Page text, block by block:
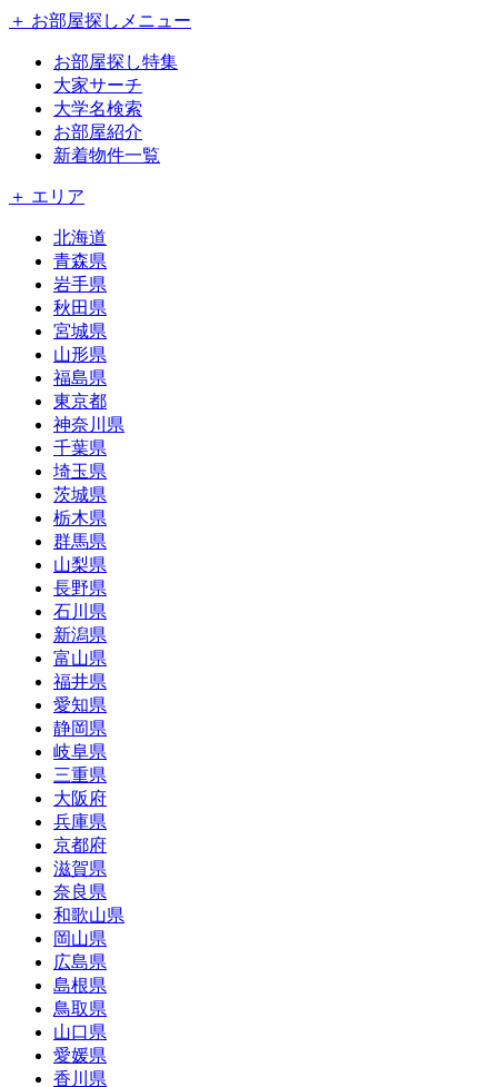
＋ お部屋探しメニュー
お部屋探し特集
大家サーチ
大学名検索
お部屋紹介
新着物件一覧
＋ エリア
北海道
青森県
岩手県
秋田県
宮城県
山形県
福島県
東京都
神奈川県
千葉県
埼玉県
茨城県
栃木県
群馬県
山梨県
長野県
石川県
新潟県
富山県
福井県
愛知県
静岡県
岐阜県
三重県
大阪府
兵庫県
京都府
滋賀県
奈良県
和歌山県
岡山県
広島県
島根県
鳥取県
山口県
愛媛県
香川県